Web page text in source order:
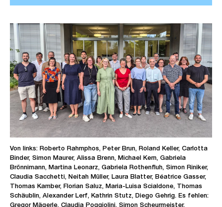
Von links: Roberto Rahmphos, Peter Brun, Roland Keller, Carlotta
Binder, Simon Maurer, Alissa Brenn, Michael Kern, Gabriela
Brönnimann, Martina Leonarz, Gabriela Rothenfluh, Simon Riniker,
Claudia Sacchetti, Neitah Müller, Laura Blatter, Béatrice Gasser,
Thomas Kamber, Florian Saluz, Maria-Luisa Scialdone, Thomas
Schäublin, Alexander Lerf, Kathrin Stutz, Diego Gehrig. Es fehlen:
Gregor Mägerle, Claudia Poggiolini, Simon Scheurmeister.